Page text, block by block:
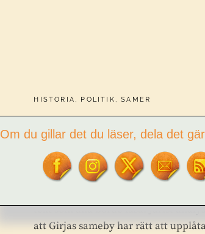
CATEGORIES:
HISTORIA , POLITIK ,SAMER
Jurist analyserar
Jurist analyserar Girjasdomen.
riksförbund SSR, gör en analys av
text som alla borde läsa. Jurist
att Girjas sameby har rätt att
Om du gillar det du läser, dela det